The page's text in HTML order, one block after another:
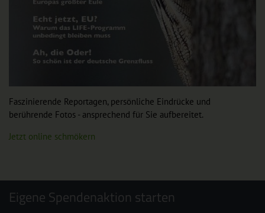
Faszinierende Reportagen, persönliche Eindrücke und
berührende Fotos - ansprechend für Sie aufbereitet.
Jetzt online schmökern
Eigene Spendenaktion starten